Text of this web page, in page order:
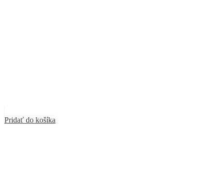
Pridať do košíka